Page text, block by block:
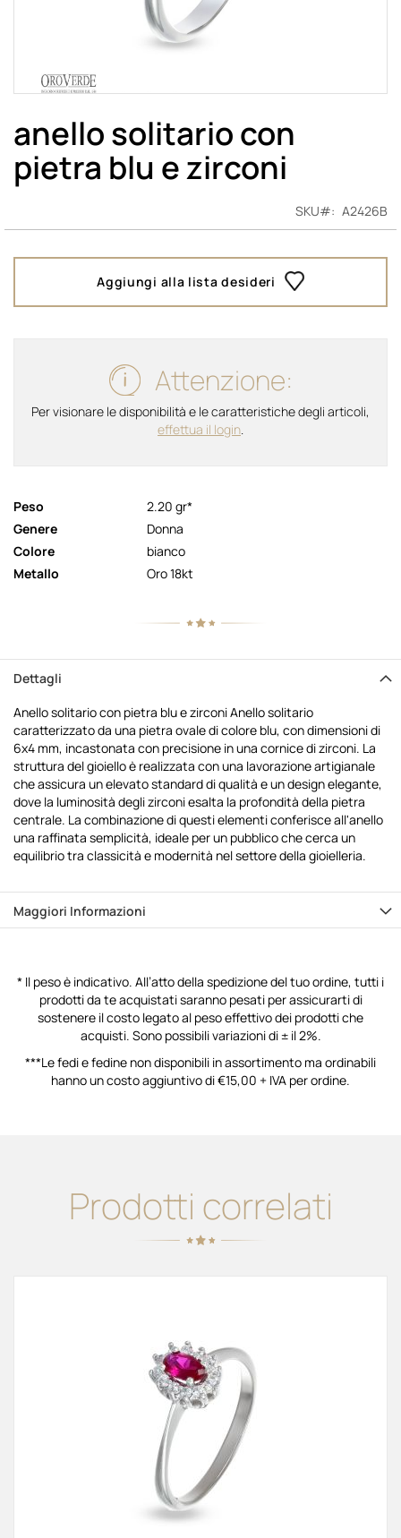
anello solitario con
pietra blu e zirconi
SKU A2426B
Aggiungi alla lista desideri
Attenzione:
Per visionare le disponibilità e le caratteristiche degli articoli,
effettua il login.
Peso
2.20 gr*
Genere
Donna
Colore
bianco
Metallo
Oro 18kt
della
galleria
di
immagini
Dettagli
Anello solitario con pietra blu e zirconi Anello solitario
caratterizzato da una pietra ovale di colore blu, con dimensioni di
6x4 mm, incastonata con precisione in una cornice di zirconi. La
struttura del gioiello è realizzata con una lavorazione artigianale
che assicura un elevato standard di qualità e un design elegante,
dove la luminosità degli zirconi esalta la profondità della pietra
centrale. La combinazione di questi elementi conferisce all'anello
una raffinata semplicità, ideale per un pubblico che cerca un
equilibrio tra classicità e modernità nel settore della gioielleria.
Maggiori Informazioni
* Il peso è indicativo. All’atto della spedizione del tuo ordine, tutti i
prodotti da te acquistati saranno pesati per assicurarti di
sostenere il costo legato al peso effettivo dei prodotti che
acquisti. Sono possibili variazioni di ± il 2%.
***Le fedi e fedine non disponibili in assortimento ma ordinabili
hanno un costo aggiuntivo di €15,00 + IVA per ordine.
Prodotti correlati